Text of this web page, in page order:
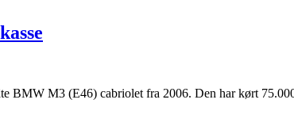
BMW M3 (E46) cabriolet fra 2006. Den har kørt